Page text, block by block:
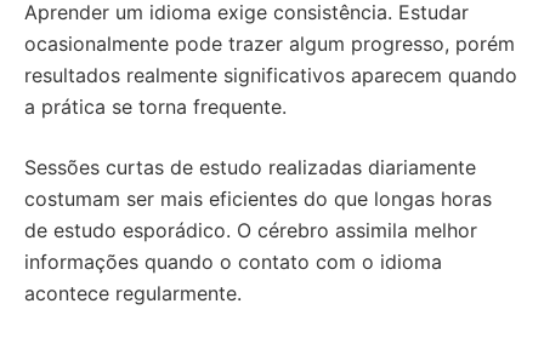
Aprender um idioma exige consistência. Estudar
ocasionalmente pode trazer algum progresso, porém
resultados realmente significativos aparecem quando
a prática se torna frequente.
Sessões curtas de estudo realizadas diariamente
costumam ser mais eficientes do que longas horas
de estudo esporádico. O cérebro assimila melhor
informações quando o contato com o idioma
acontece regularmente.